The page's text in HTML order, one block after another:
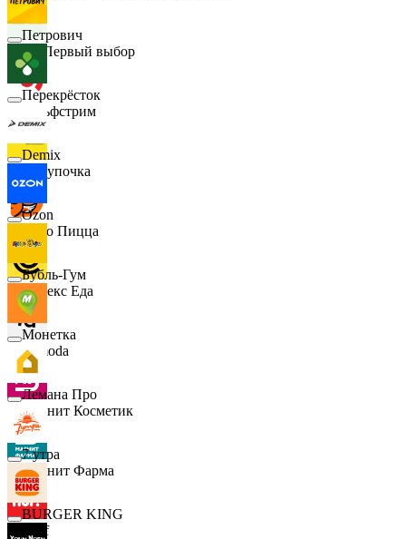
B1 Первый выбор
Гольфстрим
Покупочка
Додо Пицца
Яндекс Еда
Lamoda
Магнит Косметик
Магнит Фарма
Hoff
Петрович
Перекрёсток
Demix
Ozon
Бубль-Гум
Монетка
Лемана Про
7 утра
BURGER KING